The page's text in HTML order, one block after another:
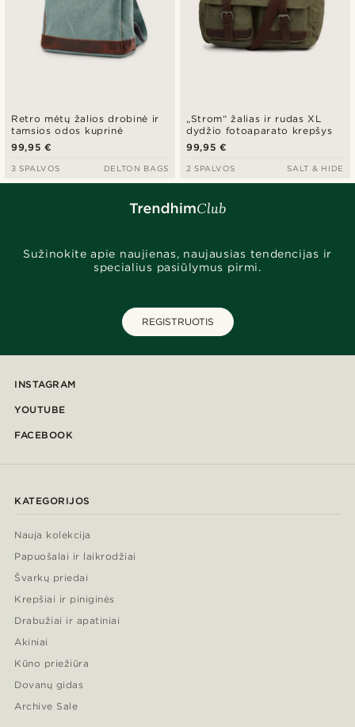
Retro mėtų žalios drobinė ir
tamsios odos kuprinė
99,95 €
3 SPALVOS DELTON BAGS
„Strom“ žalias ir rudas XL
dydžio fotoaparato krepšys
99,95 €
2 SPALVOS SALT & HIDE
Sužinokite apie naujienas, naujausias tendencijas ir
specialius pasiūlymus pirmi.
REGISTRUOTIS
INSTAGRAM
YOUTUBE
FACEBOOK
KATEGORIJOS
Nauja kolekcija
Papuošalai ir laikrodžiai
Švarkų priedai
Krepšiai ir piniginės
Drabužiai ir apatiniai
Akiniai
Kūno priežiūra
Dovanų gidas
Archive Sale